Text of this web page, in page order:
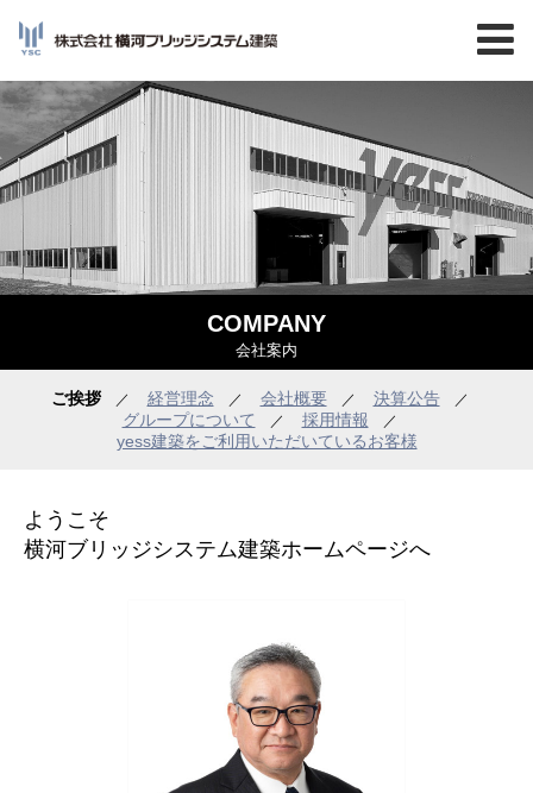
COMPANY
会社案内
ご挨拶／ 経営理念 ／ 会社概要／ 決算公告／
グループについて ／ 採用情報 ／
yess建築をご利用いただいているお客様
ようこそ
横河ブリッジシステム建築ホームページへ